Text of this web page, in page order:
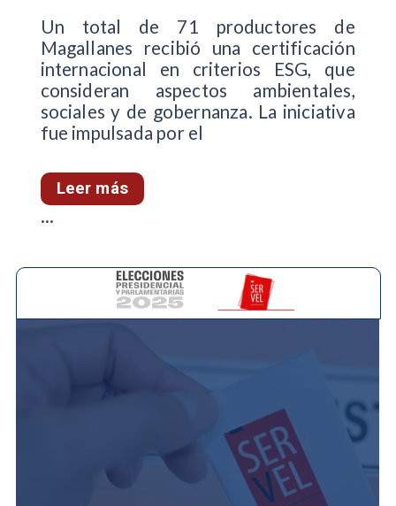
Un total de 71 productores de
Magallanes recibió una certificación
internacional en criterios ESG, que
consideran aspectos ambientales,
sociales y de gobernanza. La iniciativa
fue impulsada por el
Leer más
...